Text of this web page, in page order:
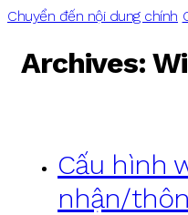
Chuyển đến nội dung chính
Archives:
Cấu hình
nhận/